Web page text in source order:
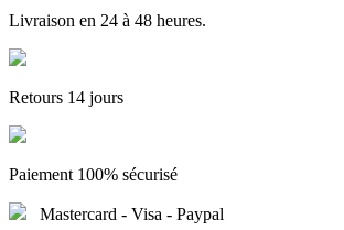
Livraison en 24 à 48 heures.
Retours 14 jours
Paiement 100% sécurisé
Mastercard - Visa - Paypal